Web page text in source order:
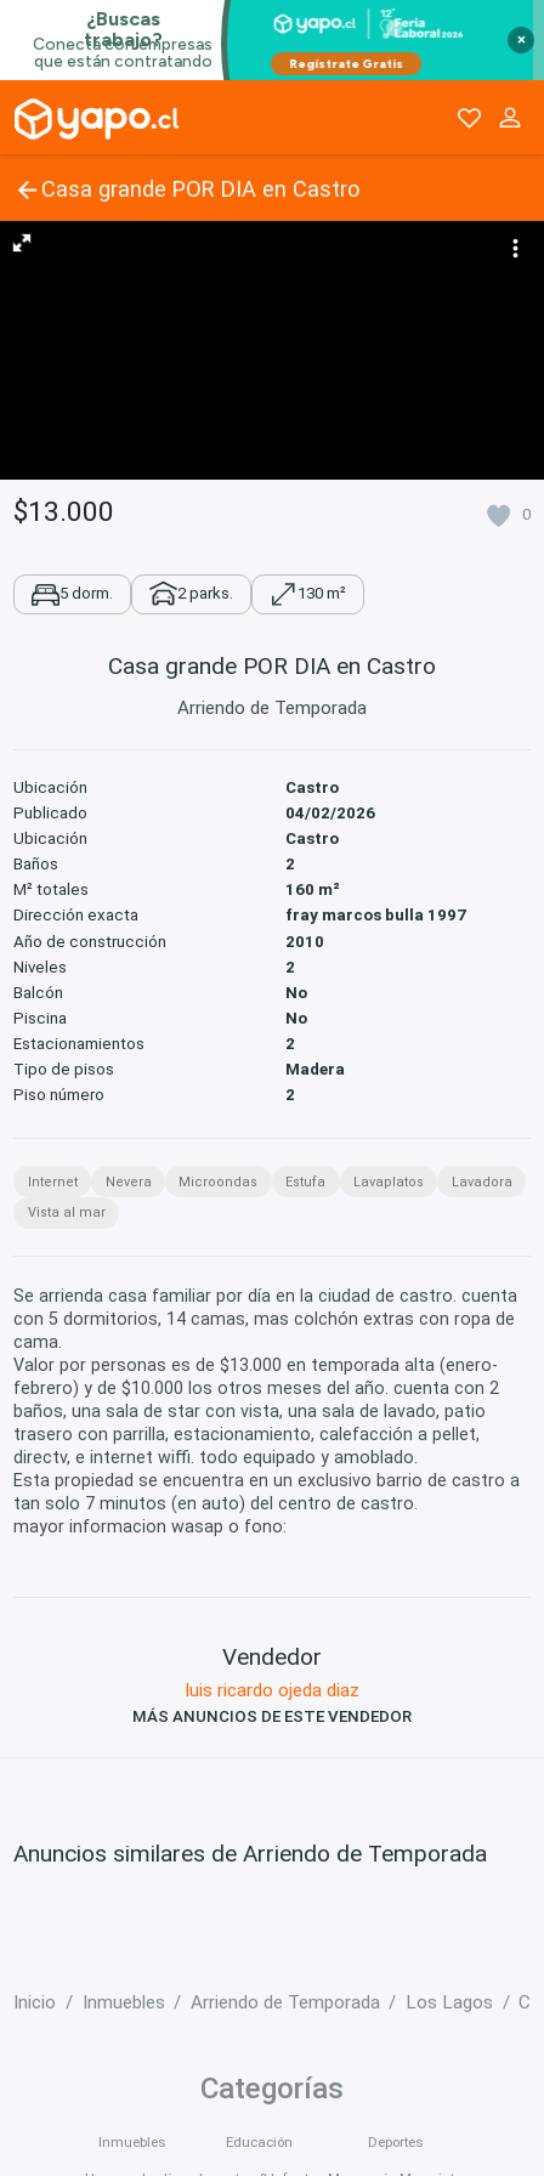
×
Casa grande POR DIA en Castro
$13.000 0
5 dorm. 2 parks. 130 m²
Casa grande POR DIA en Castro
Arriendo de Temporada
Ubicación
Castro
Publicado
04/02/2026
Ubicación
Castro
Baños
2
M² totales
160 m²
Dirección exacta
fray marcos bulla 1997
Año de construcción
2010
Niveles
2
Balcón
No
Piscina
No
Estacionamientos
2
Tipo de pisos
Madera
Piso número
2
Internet Nevera Microondas Estufa Lavaplatos
Lavadora
Vista al mar
Se arrienda casa familiar por día en la ciudad de castro. cuenta
con 5 dormitorios, 14 camas, mas colchón extras con ropa de
cama.
Valor por personas es de $13.000 en temporada alta (enero-
febrero) y de $10.000 los otros meses del año. cuenta con 2
baños, una sala de star con vista, una sala de lavado, patio
trasero con parrilla, estacionamiento, calefacción a pellet,
directv, e internet wiffi. todo equipado y amoblado.
Esta propiedad se encuentra en un exclusivo barrio de castro a
tan solo 7 minutos (en auto) del centro de castro.
mayor informacion wasap o fono:
Vendedor
luis ricardo ojeda diaz
MÁS ANUNCIOS DE ESTE VENDEDOR
Anuncios similares de Arriendo de Temporada
Inicio Inmuebles Arriendo de Temporada Los Lagos
Categorías
Inmuebles Educación Deportes